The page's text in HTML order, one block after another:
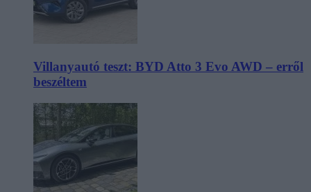
Villanyautó teszt: BYD Atto 3 Evo AWD – erről
beszéltem